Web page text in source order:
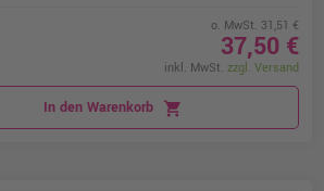
o. MwSt. 31,51 €
37,50 €
inkl. MwSt. zzgl. Versand
In den Warenkorb shopping_cart